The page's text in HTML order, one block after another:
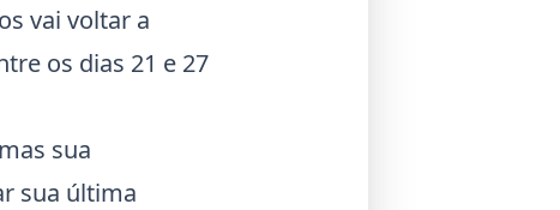
vai voltar a
os dias 21 e 27
sua
sua última